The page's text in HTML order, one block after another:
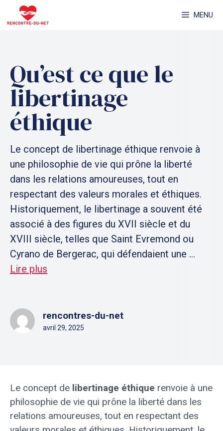
au
MENU
Qu’est ce que le
libertinage
éthique
Le concept de libertinage éthique renvoie à
une philosophie de vie qui prône la liberté
dans les relations amoureuses, tout en
respectant des valeurs morales et éthiques.
Historiquement, le libertinage a souvent été
associé à des figures du XVII siècle et du
XVIII siècle, telles que Saint Evremond ou
Cyrano de Bergerac, qui défendaient une ...
Lire plus
rencontres-du-net
avril 29, 2025
Le concept de libertinage éthique renvoie à une
philosophie de vie qui prône la liberté dans les
relations amoureuses, tout en respectant des